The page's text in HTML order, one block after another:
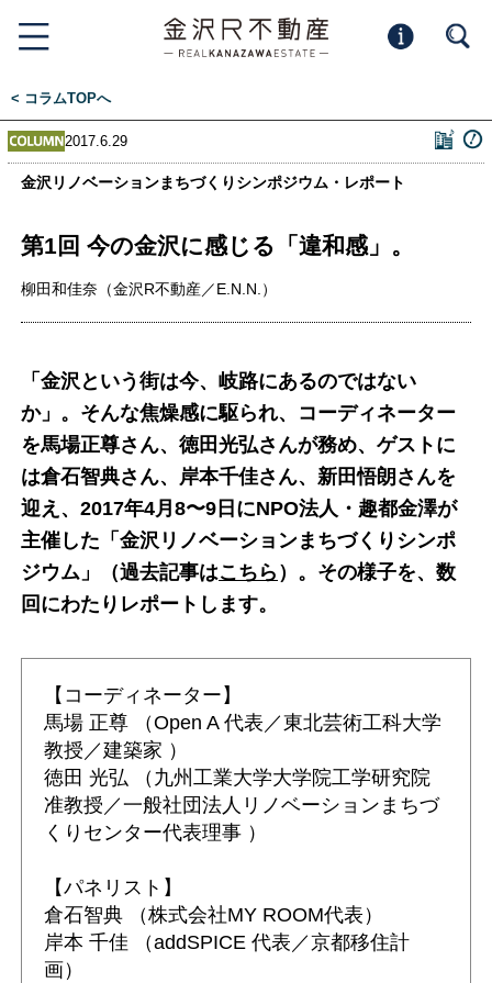
< コラムTOPへ
2017.6.29
金沢リノベーションまちづくりシンポジウム・レポート
第1回 今の金沢に感じる「違和感」。
柳田和佳奈（金沢R不動産／E.N.N.）
「金沢という街は今、岐路にあるのではない
か」。そんな焦燥感に駆られ、コーディネーター
を馬場正尊さん、徳田光弘さんが務め、ゲストに
は倉石智典さん、岸本千佳さん、新田悟朗さんを
迎え、2017年4月8〜9日にNPO法人・趣都金澤が
主催した「金沢リノベーションまちづくりシンポ
ジウム」（過去記事はこちら）。その様子を、数
回にわたりレポートします。
【コーディネーター】
馬場 正尊 （Open A 代表／東北芸術工科大学
教授／建築家 ）
徳田 光弘 （九州工業大学大学院工学研究院
准教授／一般社団法人リノベーションまちづ
くりセンター代表理事 ）
【パネリスト】
倉石智典 （株式会社MY ROOM代表）
岸本 千佳 （addSPICE 代表／京都移住計
画）